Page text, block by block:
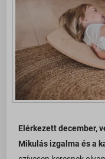
Elérkezett december,
Mikulás izgalma és a